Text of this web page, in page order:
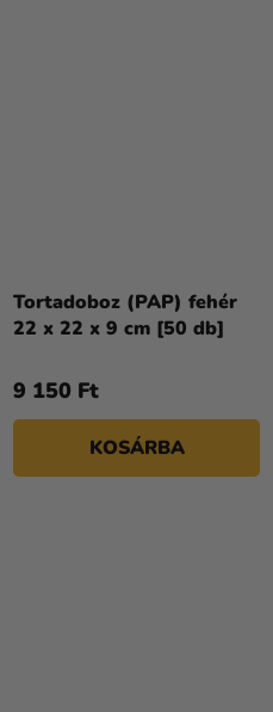
Tortadoboz (PAP) fehér
22 x 22 x 9 cm [50 db]
9 150 Ft
KOSÁRBA